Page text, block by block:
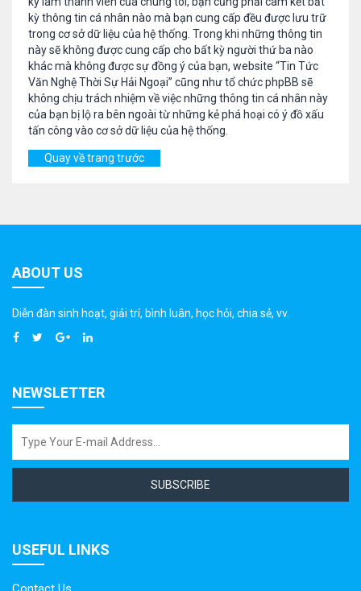
kỳ thông tin cá nhân nào mà bạn cung cấp đều được lưu trữ
trong cơ sở dữ liệu của hệ thống. Trong khi những thông tin
này sẽ không được cung cấp cho bất kỳ người thứ ba nào
khác mà không được sự đồng ý của bạn, website “Tin Tức
Văn Nghệ Thời Sự Hải Ngoại” cũng như tổ chức phpBB sẽ
không chịu trách nhiệm về việc những thông tin cá nhân này
của bạn bị lộ ra bên ngoài từ những kẻ phá hoại có ý đồ xấu
tấn công vào cơ sở dữ liệu của hệ thống.
Quay về trang trước
ABOUT US
Diễn đàn sinh hoạt, giải trí, bình luân, học hỏi, chia sẻ, vv.
NEWSLETTER
SUBSCRIBE
USEFUL LINKS